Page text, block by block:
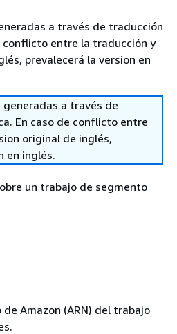
a través de traducción
conflicto entre la traducción y
prevalecerá la version en
a través de
En caso de conflicto entre
original de inglés,
en inglés.
un trabajo de segmento
Amazon (ARN) del trabajo